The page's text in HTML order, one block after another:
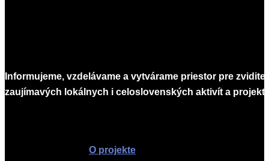
Informujeme, vzdelávame a vytvárame priestor pre
zaujímavých lokálnych i celoslovenských aktivít a
O projekte